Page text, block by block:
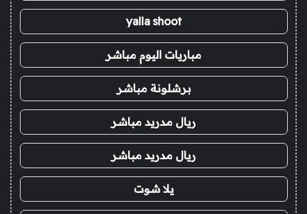
yalla shoot
مباريات اليوم مباشر
برشلونة مباشر
ريال مدريد مباشر
ريال مدريد مباشر
يلا شوت